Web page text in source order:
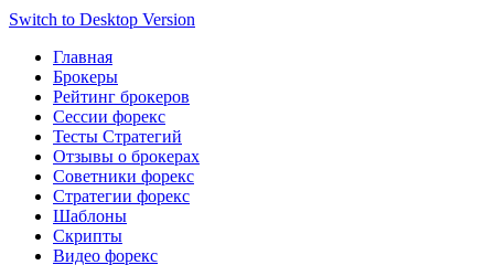
Switch to Desktop Version
Главная
Брокеры
Рейтинг брокеров
Сессии форекс
Тесты Стратегий
Отзывы о брокерах
Советники форекс
Стратегии форекс
Шаблоны
Скрипты
Видео форекс